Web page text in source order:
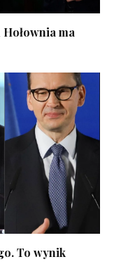
ma
To wynik